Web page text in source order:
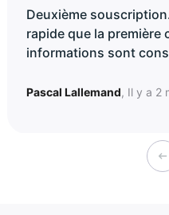
Deuxième
rapide que la première
informations sont
Pascal Lallemand, Il y a 2